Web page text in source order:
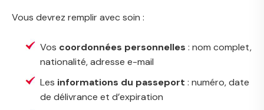
Vous devrez remplir avec soin :
Vos coordonnées personnelles : nom complet,
nationalité, adresse e-mail
Les informations du passeport : numéro, date
de délivrance et d’expiration